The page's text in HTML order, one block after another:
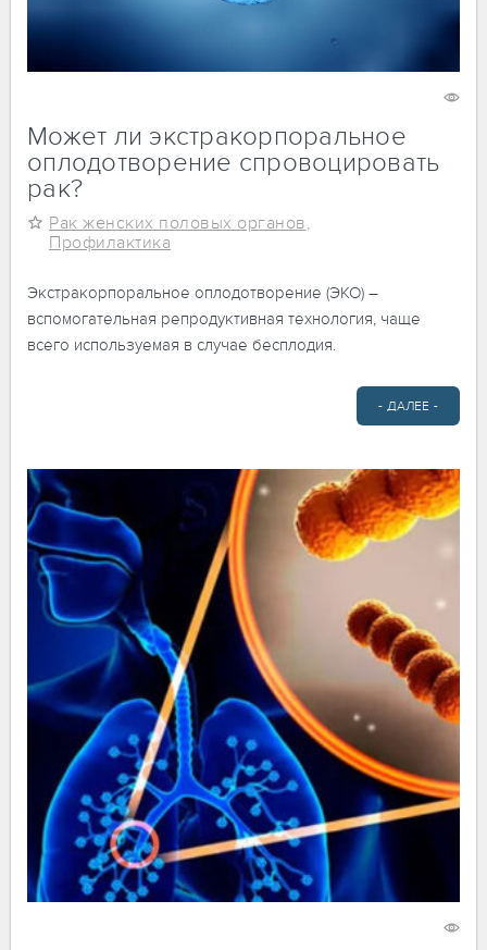
Может ли экстракорпоральное
оплодотворение спровоцировать
рак?
Рак женских половых органов,
Профилактика
Экстракорпоральное оплодотворение (ЭКО) –
вспомогательная репродуктивная технология, чаще
всего используемая в случае бесплодия.
- ДАЛЕЕ -